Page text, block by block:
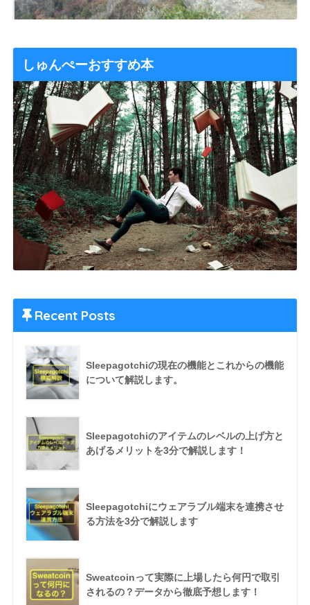
しゅんぺーおすすめ本
Recent Posts
Sleepagotchiの現在の機能とこれからの機能
について解説します。
Sleepagotchiのアイテムのレベルの上げ方と
あげるメリットを3分で解説します！
Sleepagotchiにウェアラブル端末を連携させ
る方法を3分で解説します
Sweatcoinって実際に上場したら何円で取引
されるの？データから徹底予想します！